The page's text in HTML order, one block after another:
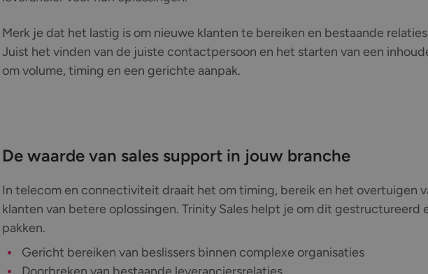
Merk je dat het lastig is om nieuwe klanten te bereiken en bestaande
Juist het vinden van de juiste contactpersoon en het starten van een
om volume, timing en een gerichte aanpak.
De waarde van sales support in jouw branche
In telecom en connectiviteit draait het om timing, bereik en het overtuigen
klanten van betere oplossingen. Trinity Sales helpt je om dit gestructureerd
pakken.
Gericht bereiken van beslissers binnen complexe organisaties